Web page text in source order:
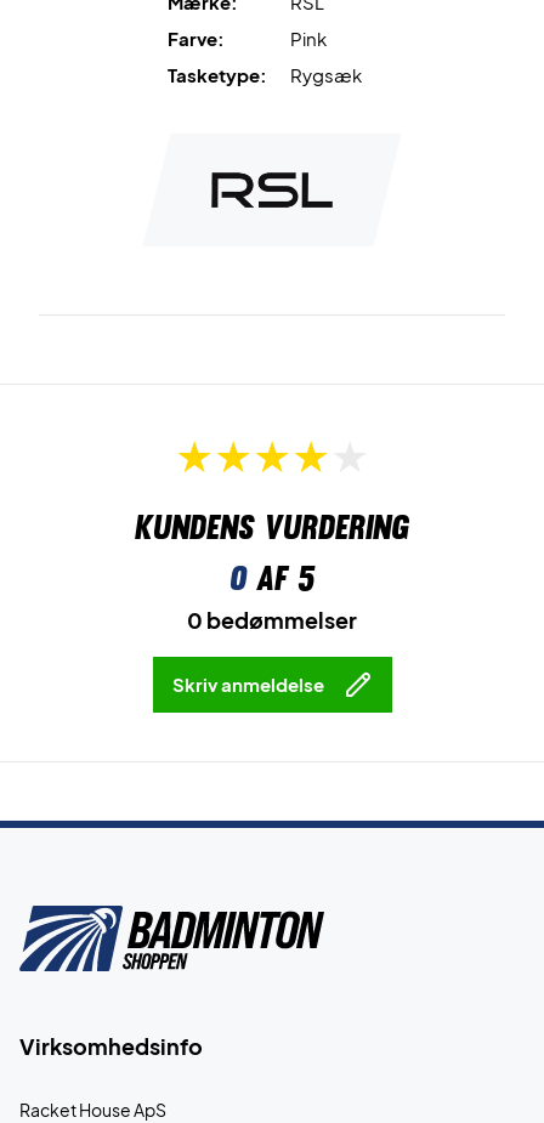
Farve:
Pink
Tasketype:
Rygsæk
Kundens vurdering
0af 5
0 bedømmelser
Skriv anmeldelse
Virksomhedsinfo
Racket House ApS